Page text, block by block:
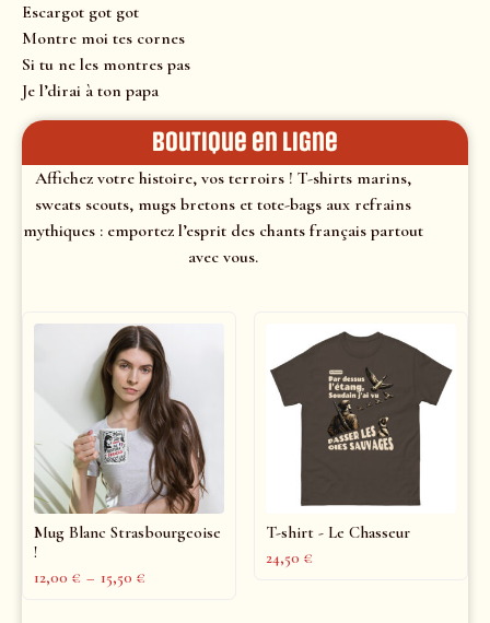
Escargot got got
Montre moi tes cornes
Si tu ne les montres pas
Je l’dirai à ton papa
Boutique en ligne
Affichez votre histoire, vos terroirs ! T-shirts marins,
sweats scouts, mugs bretons et tote-bags aux refrains
mythiques : emportez l’esprit des chants français partout
avec vous.
Mug Blanc Strasbourgeoise
!
12,00 € – 15,50 €
T-shirt - Le Chasseur
24,50 €